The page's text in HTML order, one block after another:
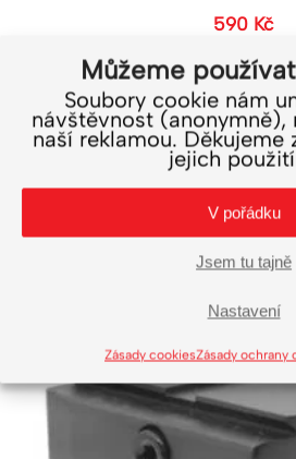
Můžeme
Soubory cookie nám
návštěvnost (anonymně),
naší reklamou. Děkujeme
jejich
V pořádku
Jsem tu tajně
Nastavení
Zásady cookiesZásady ochrany
590 Kč
Do košíku